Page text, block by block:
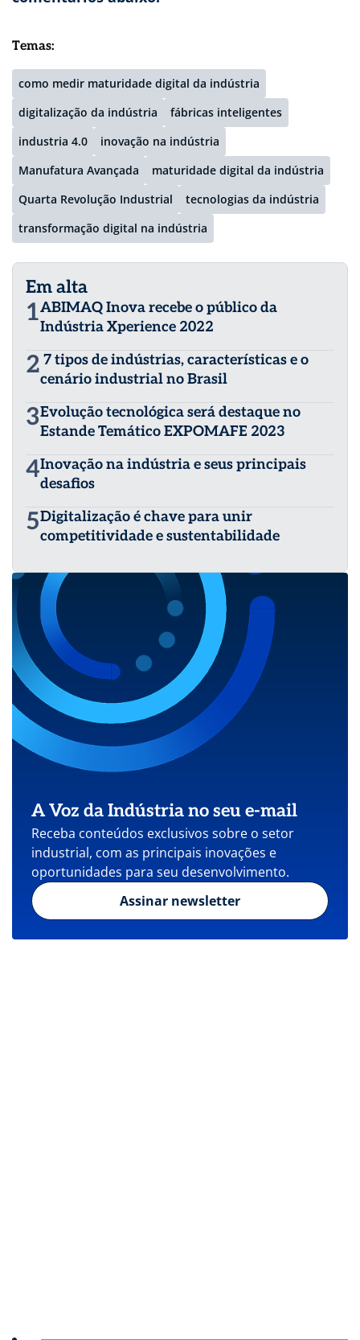
Temas:
como medir maturidade digital da indústria
digitalização da indústria
fábricas inteligentes
industria 4.0
inovação na indústria
Manufatura Avançada
maturidade digital da indústria
Quarta Revolução Industrial
tecnologias da indústria
transformação digital na indústria
Em alta
1ABIMAQ Inova recebe o público da
Indústria Xperience 2022
2 7 tipos de indústrias, características e o
cenário industrial no Brasil
3Evolução tecnológica será destaque no
Estande Temático EXPOMAFE 2023
4Inovação na indústria e seus principais
desafios
5Digitalização é chave para unir
competitividade e sustentabilidade
A Voz da Indústria no seu e-mail
Receba conteúdos exclusivos sobre o setor
industrial, com as principais inovações e
oportunidades para seu desenvolvimento.
Assinar newsletter